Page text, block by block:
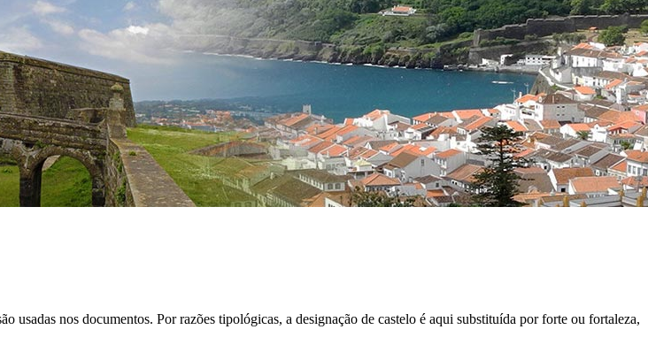
usadas nos documentos. Por razões tipológicas, a designação de castelo é aqui substituída por forte ou fortaleza,